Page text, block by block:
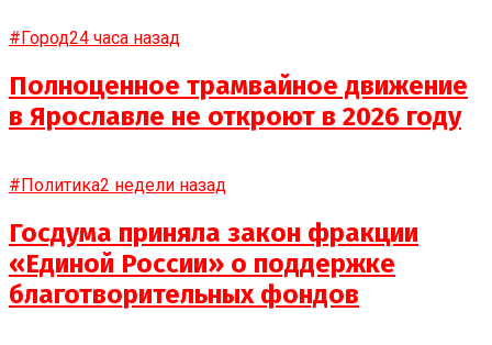
#Город24 часа назад
Полноценное трамвайное движение
в Ярославле не откроют в 2026 году
#Политика2 недели назад
Госдума приняла закон фракции
«Единой России» о поддержке
благотворительных фондов